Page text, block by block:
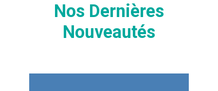
Nos Dernières
Nouveautés